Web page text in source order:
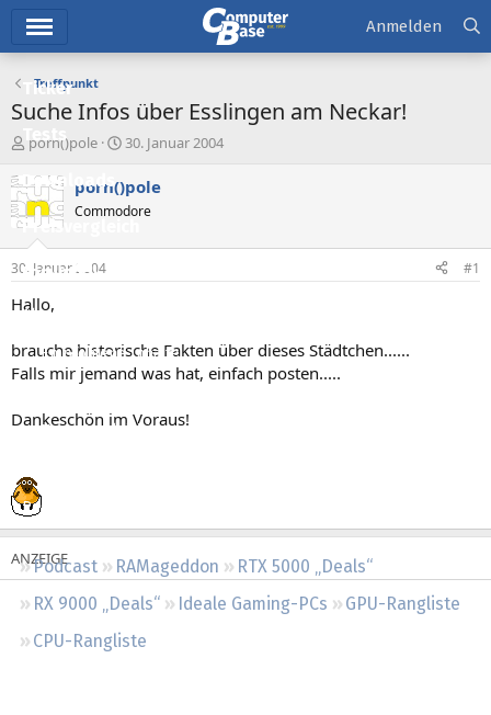
Ticker
Tests
Downloads
Preisvergleich
Forum
Aktuelles
Empfohlene Inhalte
Neueste Aktivitäten
Regeln
Podcast RAMageddon
RTX 5000 „Deals“
RX 9000 „Deals“
Ideale Gaming-PCs
GPU-Rangliste
CPU-Rangliste
Anmelden
Treffpunkt
Suche Infos über Esslingen am Neckar!
E
s
t
e
e
r
porn()pole
E
s
t
e
t
30. Januar 2004
porn()pole
Commodore
30. Januar 2004 #1
Hallo,
brauche historische Fakten über dieses Städtchen......
Falls mir jemand was hat, einfach posten.....
Dankeschön im Voraus!